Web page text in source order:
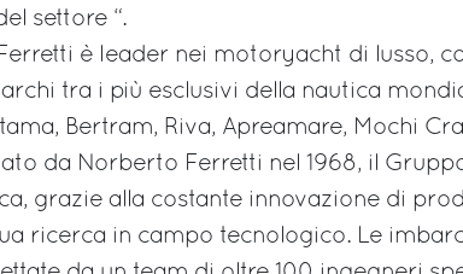
settore “.
è leader nei motoryacht di lusso,
tra i più esclusivi della nautica
Bertram, Riva, Apreamare, Mochi
da Norberto Ferretti nel 1968, il
grazie alla costante innovazione di
ricerca in campo tecnologico. Le